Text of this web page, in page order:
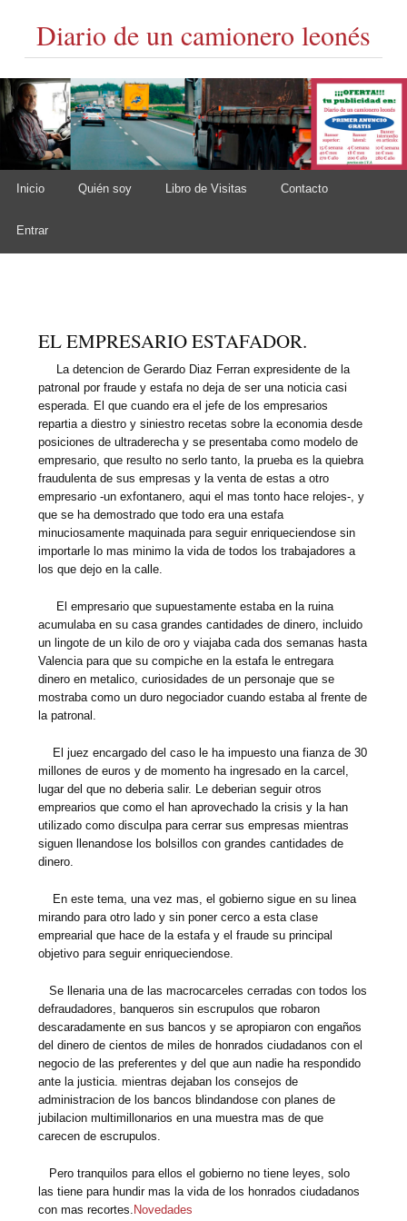
Diario de un camionero leonés
Main menu
Skip to content
Inicio Quién soy Libro de Visitas Contacto
Entrar
EL EMPRESARIO ESTAFADOR.
La detencion de Gerardo Diaz Ferran expresidente de la
patronal por fraude y estafa no deja de ser una noticia casi
esperada. El que cuando era el jefe de los empresarios
repartia a diestro y siniestro recetas sobre la economia desde
posiciones de ultraderecha y se presentaba como modelo de
empresario, que resulto no serlo tanto, la prueba es la quiebra
fraudulenta de sus empresas y la venta de estas a otro
empresario -un exfontanero, aqui el mas tonto hace relojes-, y
que se ha demostrado que todo era una estafa
minuciosamente maquinada para seguir enriqueciendose sin
importarle lo mas minimo la vida de todos los trabajadores a
los que dejo en la calle.
El empresario que supuestamente estaba en la ruina
acumulaba en su casa grandes cantidades de dinero, incluido
un lingote de un kilo de oro y viajaba cada dos semanas hasta
Valencia para que su compiche en la estafa le entregara
dinero en metalico, curiosidades de un personaje que se
mostraba como un duro negociador cuando estaba al frente de
la patronal.
El juez encargado del caso le ha impuesto una fianza de 30
millones de euros y de momento ha ingresado en la carcel,
lugar del que no deberia salir. Le deberian seguir otros
emprearios que como el han aprovechado la crisis y la han
utilizado como disculpa para cerrar sus empresas mientras
siguen llenandose los bolsillos con grandes cantidades de
dinero.
En este tema, una vez mas, el gobierno sigue en su linea
mirando para otro lado y sin poner cerco a esta clase
emprearial que hace de la estafa y el fraude su principal
objetivo para seguir enriqueciendose.
Se llenaria una de las macrocarceles cerradas con todos los
defraudadores, banqueros sin escrupulos que robaron
descaradamente en sus bancos y se apropiaron con engaños
del dinero de cientos de miles de honrados ciudadanos con el
negocio de las preferentes y del que aun nadie ha respondido
ante la justicia. mientras dejaban los consejos de
administracion de los bancos blindandose con planes de
jubilacion multimillonarios en una muestra mas de que
carecen de escrupulos.
Pero tranquilos para ellos el gobierno no tiene leyes, solo
las tiene para hundir mas la vida de los honrados ciudadanos
con mas recortes. Novedades